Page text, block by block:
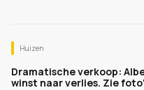
Huizen
Dramatische verkoop:
winst naar verlies. Zie